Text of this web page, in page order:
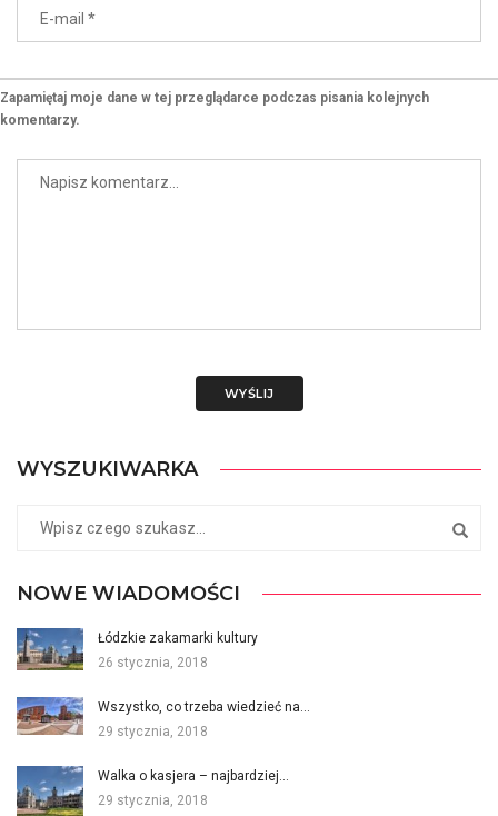
Zapamiętaj moje dane w tej przeglądarce podczas pisania kolejnych
komentarzy.
WYSZUKIWARKA
NOWE WIADOMOŚCI
Łódzkie zakamarki kultury
26 stycznia, 2018
Wszystko, co trzeba wiedzieć na…
29 stycznia, 2018
Walka o kasjera – najbardziej…
29 stycznia, 2018